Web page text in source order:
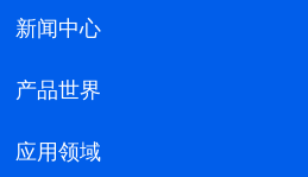
新闻中心
产品世界
应用领域